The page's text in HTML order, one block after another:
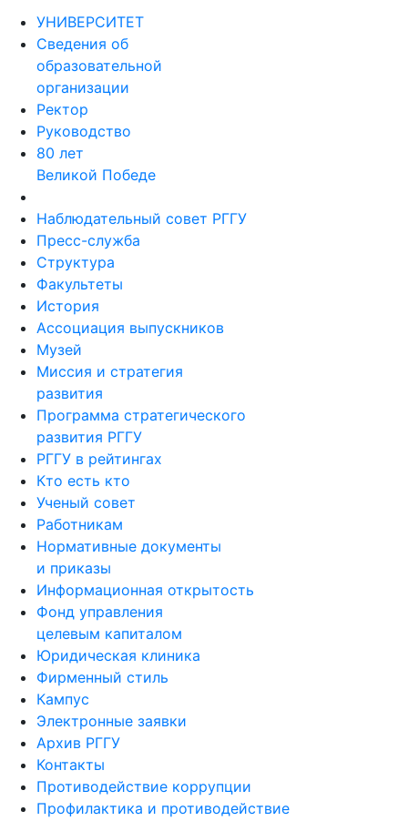
УНИВЕРСИТЕТ
Сведения об
образовательной
организации
Ректор
Руководство
80 лет
Великой Победе
Наблюдательный совет РГГУ
Пресс-служба
Структура
Факультеты
История
Ассоциация выпускников
Музей
Миссия и стратегия
развития
Программа стратегического
развития РГГУ
РГГУ в рейтингах
Кто есть кто
Ученый совет
Работникам
Нормативные документы
и приказы
Информационная открытость
Фонд управления
целевым капиталом
Юридическая клиника
Фирменный стиль
Кампус
Электронные заявки
Архив РГГУ
Контакты
Противодействие коррупции
Профилактика и противодействие